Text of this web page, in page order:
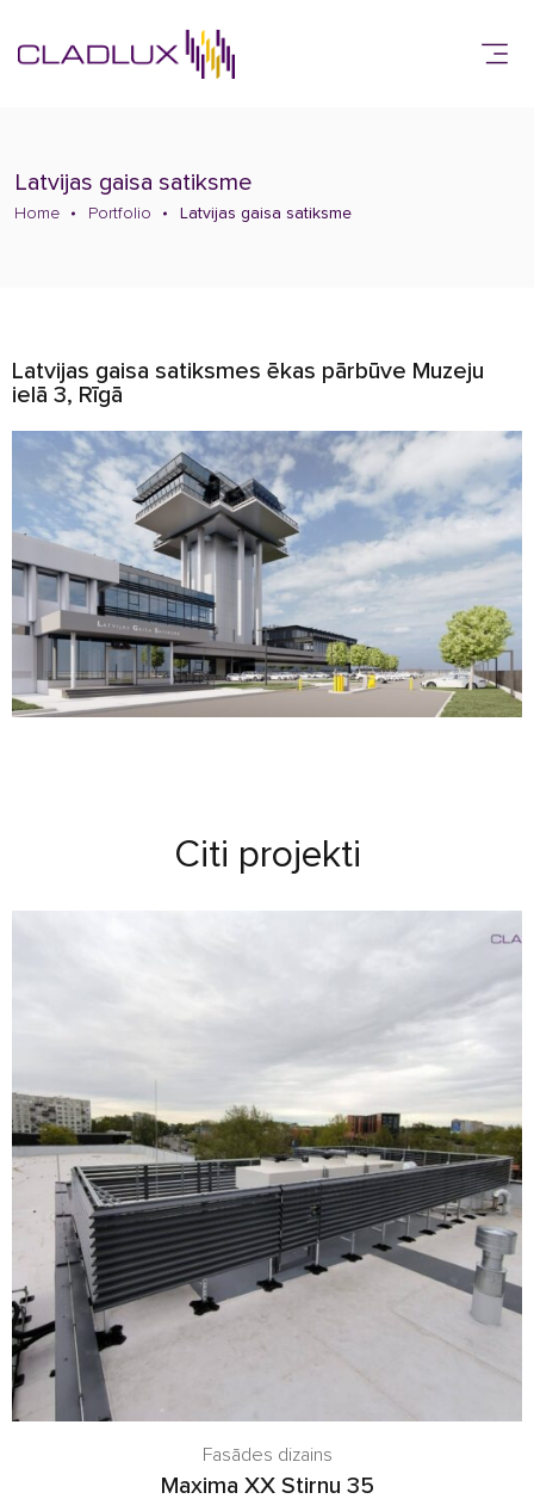
Latvijas gaisa satiksme
Home Portfolio Latvijas gaisa satiksme
Latvijas gaisa satiksmes ēkas pārbūve Muzeju
ielā 3, Rīgā
Citi projekti
Fasādes dizains
Maxima XX Stirnu 35